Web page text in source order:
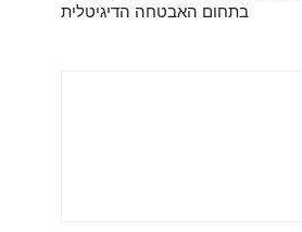
בתחום האבטחה הדיגיטלית